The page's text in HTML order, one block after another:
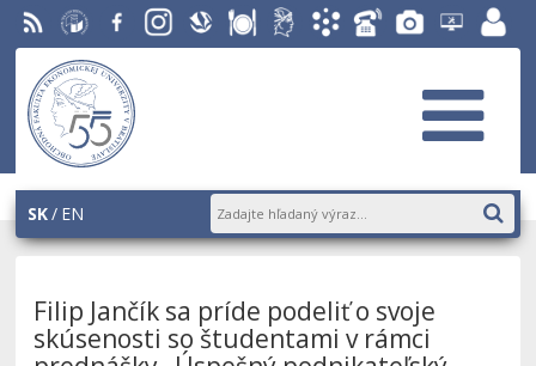
RSS EU v
Bratislave
FacebookInstagramSlovenskáStravovanie
ŠtudentskýAkademický
TelefónnyFotogaléria
Helpdesk
EUBAportál
SK EN
Filip Jančík sa príde podeliť o svoje
skúsenosti so študentami v rámci